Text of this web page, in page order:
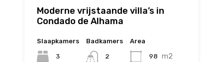
Moderne vrijstaande villa’s in
Condado de Alhama
Slaapkamers
3
Badkamers
2
Area
98 m2